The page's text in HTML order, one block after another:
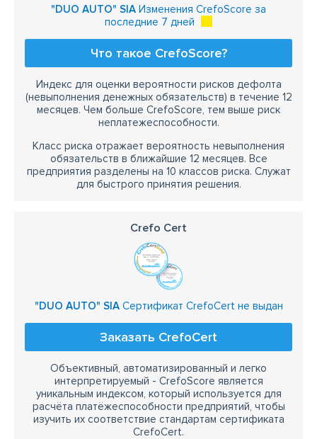
"DUO AUTO" SIA Изменения CrefoScore за
последние 7 дней
Что такое CrefoScore?
Индекс для оценки вероятности рисков дефолта
(невыполнения денежных обязательств) в течение 12
месяцев. Чем больше CrefoScore, тем выше риск
неплатежеспособности.
Класс риска отражает вероятность невыполнения
обязательств в ближайшие 12 месяцев. Все
предприятия разделены на 10 классов риска. Служат
для быстрого принятия решения.
Crefo Cert
"DUO AUTO" SIAСертификат CrefoCert не выдан
Заказать CrefoCert
Объективный, автоматизированный и легко
интерпретируемый - CrefoScore является
уникальным индексом, который используется для
расчёта платёжеспособности предприятий, чтобы
изучить их соответствие стандартам сертификата
CrefoCert.